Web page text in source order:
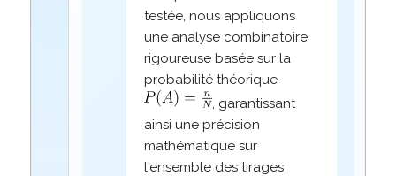
testée, nous appliquons
une analyse combinatoire
rigoureuse basée sur la
probabilité théorique
, garantissant
ainsi une précision
mathématique sur
l'ensemble des tirages